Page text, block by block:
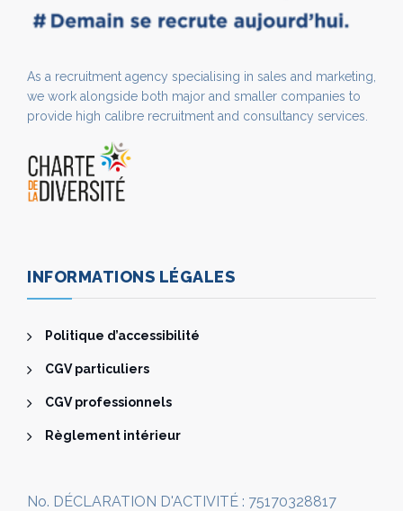
As a recruitment agency specialising in sales and marketing,
we work alongside both major and smaller companies to
provide high calibre recruitment and consultancy services.
INFORMATIONS LÉGALES
Politique d’accessibilité
CGV particuliers
CGV professionnels
Règlement intérieur
No. DÉCLARATION D'ACTIVITÉ : 75170328817